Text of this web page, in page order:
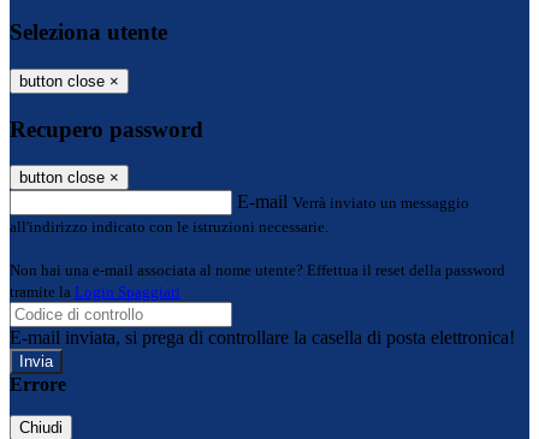
Seleziona utente
button close ×
Recupero password
button close ×
E-mail Verrà inviato un messaggio
all'indirizzo indicato con le istruzioni necessarie.
Non hai una e-mail associata al nome utente? Effettua il reset della password
tramite la Login Spaggiari
E-mail inviata, si prega di controllare la casella di posta elettronica!
Errore
Chiudi